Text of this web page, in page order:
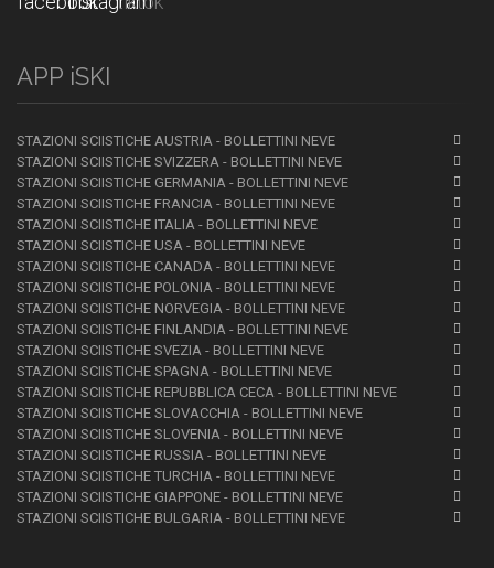
APP iSKI
STAZIONI SCIISTICHE AUSTRIA - BOLLETTINI NEVE
STAZIONI SCIISTICHE SVIZZERA - BOLLETTINI NEVE
STAZIONI SCIISTICHE GERMANIA - BOLLETTINI NEVE
STAZIONI SCIISTICHE FRANCIA - BOLLETTINI NEVE
STAZIONI SCIISTICHE ITALIA - BOLLETTINI NEVE
STAZIONI SCIISTICHE USA - BOLLETTINI NEVE
STAZIONI SCIISTICHE CANADA - BOLLETTINI NEVE
STAZIONI SCIISTICHE POLONIA - BOLLETTINI NEVE
STAZIONI SCIISTICHE NORVEGIA - BOLLETTINI NEVE
STAZIONI SCIISTICHE FINLANDIA - BOLLETTINI NEVE
STAZIONI SCIISTICHE SVEZIA - BOLLETTINI NEVE
STAZIONI SCIISTICHE SPAGNA - BOLLETTINI NEVE
STAZIONI SCIISTICHE REPUBBLICA CECA - BOLLETTINI NEVE
STAZIONI SCIISTICHE SLOVACCHIA - BOLLETTINI NEVE
STAZIONI SCIISTICHE SLOVENIA - BOLLETTINI NEVE
STAZIONI SCIISTICHE RUSSIA - BOLLETTINI NEVE
STAZIONI SCIISTICHE TURCHIA - BOLLETTINI NEVE
STAZIONI SCIISTICHE GIAPPONE - BOLLETTINI NEVE
STAZIONI SCIISTICHE BULGARIA - BOLLETTINI NEVE